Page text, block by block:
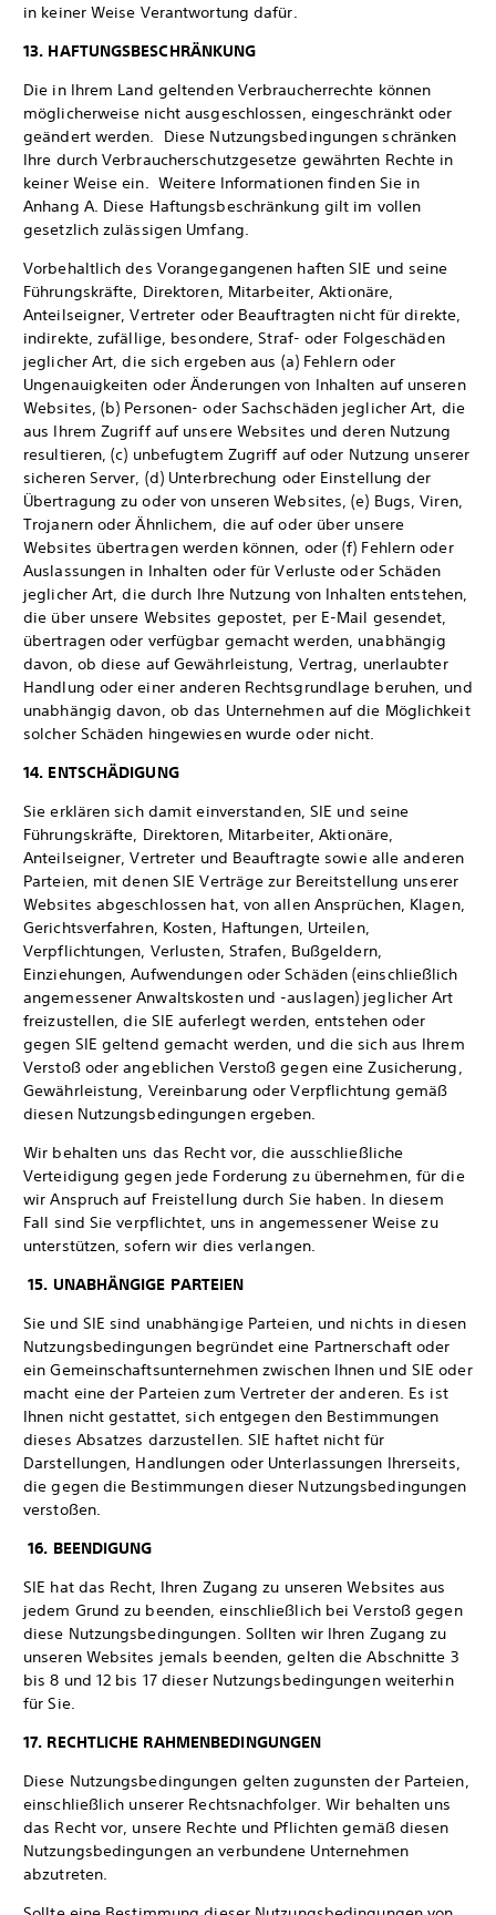
in keiner Weise Verantwortung dafür.
13. HAFTUNGSBESCHRÄNKUNG
Die in Ihrem Land geltenden Verbraucherrechte können
möglicherweise nicht ausgeschlossen, eingeschränkt oder
geändert werden. Diese Nutzungsbedingungen schränken
Ihre durch Verbraucherschutzgesetze gewährten Rechte in
keiner Weise ein. Weitere Informationen finden Sie in
Anhang A. Diese Haftungsbeschränkung gilt im vollen
gesetzlich zulässigen Umfang.
Vorbehaltlich des Vorangegangenen haften SIE und seine
Führungskräfte, Direktoren, Mitarbeiter, Aktionäre,
Anteilseigner, Vertreter oder Beauftragten nicht für direkte,
indirekte, zufällige, besondere, Straf- oder Folgeschäden
jeglicher Art, die sich ergeben aus (a) Fehlern oder
Ungenauigkeiten oder Änderungen von Inhalten auf unseren
Websites, (b) Personen- oder Sachschäden jeglicher Art, die
aus Ihrem Zugriff auf unsere Websites und deren Nutzung
resultieren, (c) unbefugtem Zugriff auf oder Nutzung unserer
sicheren Server, (d) Unterbrechung oder Einstellung der
Übertragung zu oder von unseren Websites, (e) Bugs, Viren,
Trojanern oder Ähnlichem, die auf oder über unsere
Websites übertragen werden können, oder (f) Fehlern oder
Auslassungen in Inhalten oder für Verluste oder Schäden
jeglicher Art, die durch Ihre Nutzung von Inhalten entstehen,
die über unsere Websites gepostet, per E-Mail gesendet,
übertragen oder verfügbar gemacht werden, unabhängig
davon, ob diese auf Gewährleistung, Vertrag, unerlaubter
Handlung oder einer anderen Rechtsgrundlage beruhen, und
unabhängig davon, ob das Unternehmen auf die Möglichkeit
solcher Schäden hingewiesen wurde oder nicht.
14. ENTSCHÄDIGUNG
Sie erklären sich damit einverstanden, SIE und seine
Führungskräfte, Direktoren, Mitarbeiter, Aktionäre,
Anteilseigner, Vertreter und Beauftragte sowie alle anderen
Parteien, mit denen SIE Verträge zur Bereitstellung unserer
Websites abgeschlossen hat, von allen Ansprüchen, Klagen,
Gerichtsverfahren, Kosten, Haftungen, Urteilen,
Verpflichtungen, Verlusten, Strafen, Bußgeldern,
Einziehungen, Aufwendungen oder Schäden (einschließlich
angemessener Anwaltskosten und -auslagen) jeglicher Art
freizustellen, die SIE auferlegt werden, entstehen oder
gegen SIE geltend gemacht werden, und die sich aus Ihrem
Verstoß oder angeblichen Verstoß gegen eine Zusicherung,
Gewährleistung, Vereinbarung oder Verpflichtung gemäß
diesen Nutzungsbedingungen ergeben.
Wir behalten uns das Recht vor, die ausschließliche
Verteidigung gegen jede Forderung zu übernehmen, für die
wir Anspruch auf Freistellung durch Sie haben. In diesem
Fall sind Sie verpflichtet, uns in angemessener Weise zu
unterstützen, sofern wir dies verlangen.
15. UNABHÄNGIGE PARTEIEN
Sie und SIE sind unabhängige Parteien, und nichts in diesen
Nutzungsbedingungen begründet eine Partnerschaft oder
ein Gemeinschaftsunternehmen zwischen Ihnen und SIE oder
macht eine der Parteien zum Vertreter der anderen. Es ist
Ihnen nicht gestattet, sich entgegen den Bestimmungen
dieses Absatzes darzustellen. SIE haftet nicht für
Darstellungen, Handlungen oder Unterlassungen Ihrerseits,
die gegen die Bestimmungen dieser Nutzungsbedingungen
verstoßen.
16. BEENDIGUNG
SIE hat das Recht, Ihren Zugang zu unseren Websites aus
jedem Grund zu beenden, einschließlich bei Verstoß gegen
diese Nutzungsbedingungen. Sollten wir Ihren Zugang zu
unseren Websites jemals beenden, gelten die Abschnitte 3
bis 8 und 12 bis 17 dieser Nutzungsbedingungen weiterhin
für Sie.
17. RECHTLICHE RAHMENBEDINGUNGEN
Diese Nutzungsbedingungen gelten zugunsten der Parteien,
einschließlich unserer Rechtsnachfolger. Wir behalten uns
das Recht vor, unsere Rechte und Pflichten gemäß diesen
Nutzungsbedingungen an verbundene Unternehmen
abzutreten.